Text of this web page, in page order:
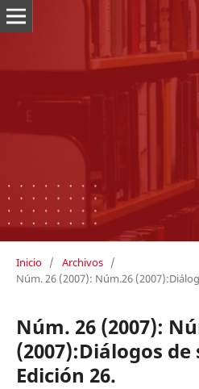
Inicio / Archivos /
Núm. 26 (2007): Núm.26
Núm. 26 (2007):
(2007):Diálogos de
Edición 26.